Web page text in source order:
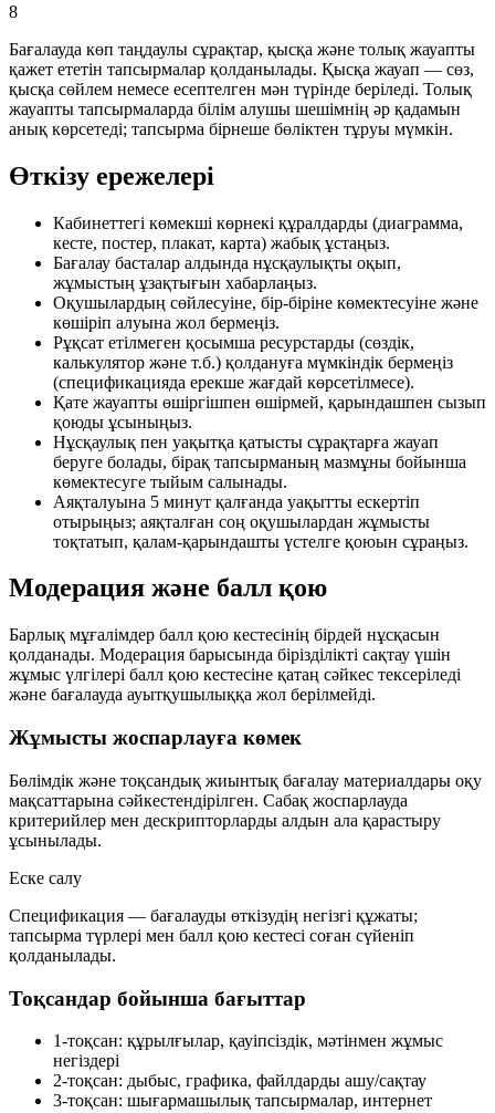
8
Бағалауда көп таңдаулы сұрақтар, қысқа және толық жауапты
қажет ететін тапсырмалар қолданылады. Қысқа жауап — сөз,
қысқа сөйлем немесе есептелген мән түрінде беріледі. Толық
жауапты тапсырмаларда білім алушы шешімнің әр қадамын
анық көрсетеді; тапсырма бірнеше бөліктен тұруы мүмкін.
Өткізу ережелері
Кабинеттегі көмекші көрнекі құралдарды (диаграмма,
кесте, постер, плакат, карта) жабық ұстаңыз.
Бағалау басталар алдында нұсқаулықты оқып,
жұмыстың ұзақтығын хабарлаңыз.
Оқушылардың сөйлесуіне, бір-біріне көмектесуіне және
көшіріп алуына жол бермеңіз.
Рұқсат етілмеген қосымша ресурстарды (сөздік,
калькулятор және т.б.) қолдануға мүмкіндік бермеңіз
(спецификацияда ерекше жағдай көрсетілмесе).
Қате жауапты өшіргішпен өшірмей, қарындашпен сызып
қоюды ұсыныңыз.
Нұсқаулық пен уақытқа қатысты сұрақтарға жауап
беруге болады, бірақ тапсырманың мазмұны бойынша
көмектесуге тыйым салынады.
Аяқталуына 5 минут қалғанда уақытты ескертіп
отырыңыз; аяқталған соң оқушылардан жұмысты
тоқтатып, қалам-қарындашты үстелге қоюын сұраңыз.
Модерация және балл қою
Барлық мұғалімдер балл қою кестесінің бірдей нұсқасын
қолданады. Модерация барысында бірізділікті сақтау үшін
жұмыс үлгілері балл қою кестесіне қатаң сәйкес тексеріледі
және бағалауда ауытқушылыққа жол берілмейді.
Жұмысты жоспарлауға көмек
Бөлімдік және тоқсандық жиынтық бағалау материалдары оқу
мақсаттарына сәйкестендірілген. Сабақ жоспарлауда
критерийлер мен дескрипторларды алдын ала қарастыру
ұсынылады.
Еске салу
Спецификация — бағалауды өткізудің негізгі құжаты;
тапсырма түрлері мен балл қою кестесі соған сүйеніп
қолданылады.
Тоқсандар бойынша бағыттар
1-тоқсан: құрылғылар, қауіпсіздік, мәтінмен жұмыс
негіздері
2-тоқсан: дыбыс, графика, файлдарды ашу/сақтау
3-тоқсан: шығармашылық тапсырмалар, интернет